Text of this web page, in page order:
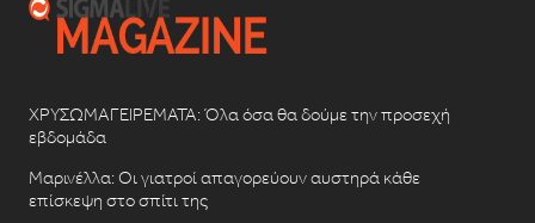
ΧΡΥΣΩΜΑΓΕΙΡΕΜΑΤΑ: Όλα όσα θα δούμε την προσεχή
εβδομάδα
Μαρινέλλα: Οι γιατροί απαγορεύουν αυστηρά κάθε
επίσκεψη στο σπίτι της